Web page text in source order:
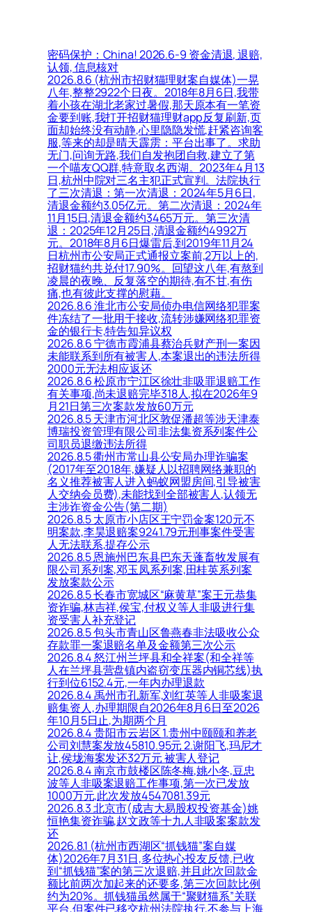
密码保护：China! 2026.6-9 资金清退, 退赔,
认领, 信息核对
2026.8.6 (杭州市招财猫理财案自媒体)一晃
八年,整整2922个日夜。2018年8月6日,我带
着小孩在湖北老家过暑假,那天原本有一笔资
金要到账,我打开招财猫理财app反复刷新,页
面却始终没有动静,心里隐隐发慌,赶紧咨询客
服,等来的却是晴天霹雳：平台出事了。求助
无门,问询无路,我们自发抱团自救,建立了第
一个喵友QQ群,特意取名西湖。2023年4月13
日,杭州中院对三名主犯正式宣判。法院执行
了三次清退：第一次清退：2024年5月6日,
清退金额约3.05亿元。第二次清退：2024年
11月15日,清退金额约3465万元。第三次清
退：2025年12月25日,清退金额约4992万
元。2018年8月6日爆雷后,到2019年11月24
日杭州市公安局正式通报立案前,2万以上的,
招财猫约共兑付17.90%。回望这八年,有熬到
凌晨的夜晚、反复落空的期待,有不甘,有伤
痛,也有彼此支撑的慰藉。
2026.8.6 淮北市公安局侦办电信网络犯罪案
件冻结了一批用于接收,流转涉嫌网络犯罪资
金的银行卡,特告知异议权
2026.8.6 宁德市霞浦县蔡治兵财产刑一案因
未能联系到所有被害人,本案退出的违法所得
2000元无法相应返还
2026.8.6 松原市宁江区徐壮非吸罪退赔工作
有关事项,尚未退赔完毕318人,拟在2026年9
月21日第三次案款发放60万元
2026.8.5 天津市河北区敦促潘超等涉天津泰
博瑞投资管理有限公司非法集资系列案件公
司职员退缴违法所得
2026.8.5 衢州市常山县公安局办理诈骗案
(2017年至2018年,嫌疑人以招聘网络兼职的
名义推荐被害人进入蚂蚁网盟房间,引导被害
人交纳会员费),未能找到全部被害人,认领无
主涉诈资金公告(第二期)
2026.8.5 太原市小店区王宁罚金案120元不
明案款,李昊退赔案9241.79元刑事案件受害
人无法联系,提存公示
2026.8.5 恩施州巴东县巴东天蓬畜牧发展有
限公司系列案,邓玉凤系列案,田桂英系列案
发放案款公示
2026.8.5 长春市宽城区“麻黄草”案王元恭集
资诈骗,林吉祥,侯宝,付权义等人非吸进行集
资受害人补充登记
2026.8.5 包头市青山区鲁燕春非法吸收公众
存款罪一案退赔名单及金额第三次公示
2026.8.4 怒江州兰坪县和全祥案(和全祥等
人在兰坪县营盘镇内盗窃变压器内铜芯线)执
行到位6152.4元,一年内办理退款
2026.8.4 禹州市孔新军,刘红英等人非吸案退
赔集资人,办理期限自2026年8月6日至2026
年10月5日止,为期两个月
2026.8.4 贵阳市云岩区 1.贵州中颐颐和养老
公司刘慧案发放45810.95元 2.谢阳飞,玛尼才
让,侯垅海案发还32万元 被害人登记
2026.8.4 南京市鼓楼区陈冬梅,姚小冬,豆忠
波等人非吸案退赔工作事项,第一次已发放
1000万元,此次发放4547081.39元
2026.8.3 北京市(成吉大易股权投资基金)姚
恒艳集资诈骗,赵文政等十九人非吸案案款发
还
2026.8.1 (杭州市西湖区“抓钱猫”案自媒
体)2026年7月31日,多位热心投友反馈,已收
到“抓钱猫”案的第三次退赔,并且此次回款金
额比前两次加起来的还要多,第三次回款比例
约为20%。抓钱猫虽然属于“聚财猫系”关联
平台,但案件已移交杭州法院执行,不参与上海